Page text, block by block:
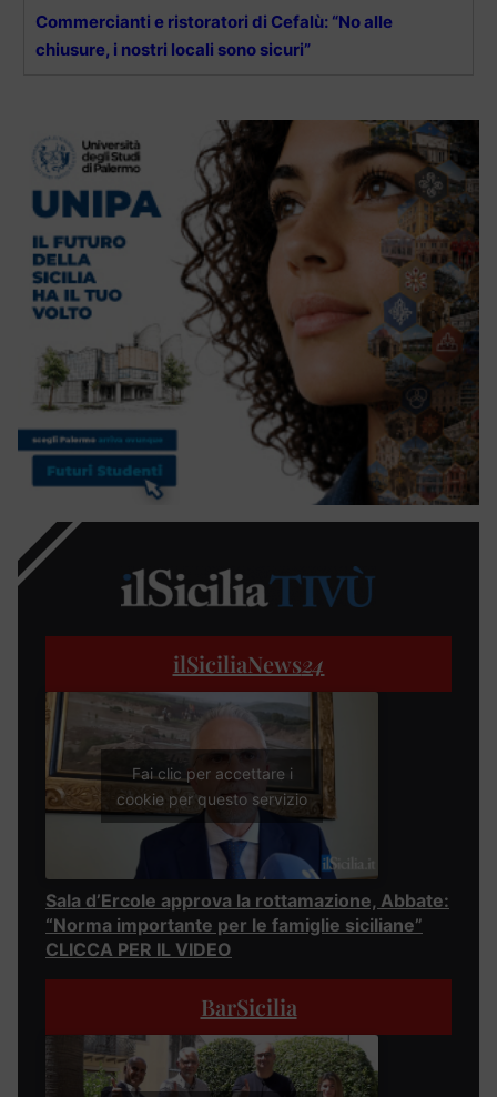
Commercianti e ristoratori di Cefalù: “No alle
chiusure, i nostri locali sono sicuri”
ilSiciliaNews24
Fai clic per accettare i
cookie per questo servizio
Sala d’Ercole approva la rottamazione, Abbate:
“Norma importante per le famiglie siciliane”
CLICCA PER IL VIDEO
BarSicilia